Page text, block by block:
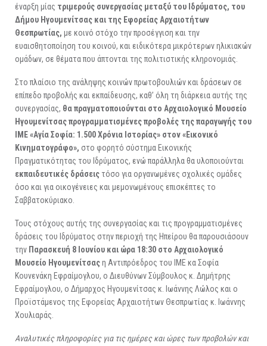
έναρξη μίας τριμερούς συνεργασίας μεταξύ του Ιδρύματος, του
Δήμου Ηγουμενίτσας και της Εφορείας Αρχαιοτήτων
Θεσπρωτίας, με κοινό στόχο την προσέγγιση και την
ευαισθητοποίηση του κοινού, και ειδικότερα μικρότερων ηλικιακών
ομάδων, σε θέματα που άπτονται της πολιτιστικής κληρονομιάς.
Στο πλαίσιο της ανάληψης κοινών πρωτοβουλιών και δράσεων σε
επίπεδο προβολής και εκπαίδευσης, καθ’ όλη τη διάρκεια αυτής της
συνεργασίας, θαπραγματοποιούνται στο Αρχαιολογικό Μουσείο
Ηγουμενίτσας προγραμματισμένες προβολές της παραγωγής του
ΙΜΕ «Αγία Σοφία: 1.500 Χρόνια Ιστορίας» στον «Εικονικό
Κινηματογράφο», στο φορητό σύστημα Εικονικής
Πραγματικότητας του Ιδρύματος, ενώ παράλληλα θα υλοποιούνται
εκπαιδευτικές δράσεις τόσο για οργανωμένες σχολικές ομάδες
όσο και για οικογένειες και μεμονωμένους επισκέπτες το
Σαββατοκύριακο.
Τους στόχους αυτής της συνεργασίας και τις προγραμματισμένες
δράσεις του Ιδρύματος στην περιοχή της Ηπείρου θα παρουσιάσουν
την Παρασκευή 8 Ιουνίου και ώρα 18:30 στο Αρχαιολογικό
Μουσείο Ηγουμενίτσαςη Αντιπρόεδρος του ΙΜΕ κα Σοφία
Κουνενάκη Εφραίμογλου, ο Διευθύνων Σύμβουλος κ. Δημήτρης
Εφραίμογλου, ο Δήμαρχος Ηγουμενίτσας κ. Ιωάννης Λώλος και ο
Προϊστάμενος της Εφορείας Αρχαιοτήτων Θεσπρωτίας κ. Ιωάννης
Χουλιαράς.
Αναλυτικές πληροφορίες για τις ημέρες και ώρες των προβολών και